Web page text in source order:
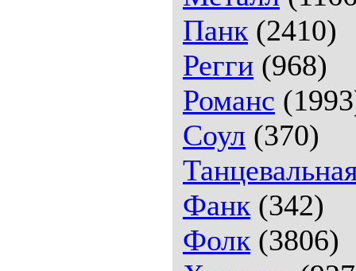
Панк(2410)
Регги (968)
Романс
Соул (370)
Фанк(342)
Фолк(3806)